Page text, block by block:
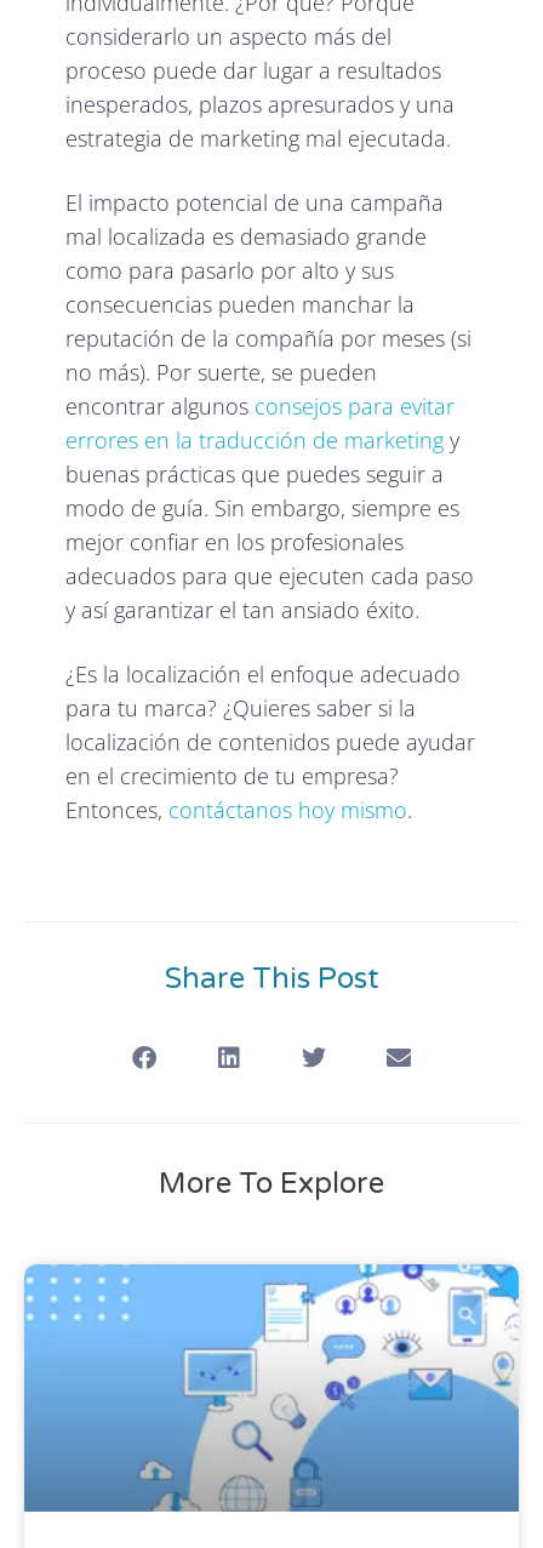
considerarlo un aspecto más del
proceso puede dar lugar a resultados
inesperados, plazos apresurados y una
estrategia de marketing mal ejecutada.
El impacto potencial de una campaña
mal localizada es demasiado grande
como para pasarlo por alto y sus
consecuencias pueden manchar la
reputación de la compañía por meses (si
no más). Por suerte, se pueden
encontrar algunos consejos para evitar
errores en la traducción de marketing y
buenas prácticas que puedes seguir a
modo de guía. Sin embargo, siempre es
mejor confiar en los profesionales
adecuados para que ejecuten cada paso
y así garantizar el tan ansiado éxito.
¿Es la localización el enfoque adecuado
para tu marca? ¿Quieres saber si la
localización de contenidos puede ayudar
en el crecimiento de tu empresa?
Entonces, contáctanos hoy mismo.
Share This Post
More To Explore